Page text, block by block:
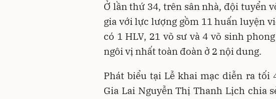
Ở lần thứ 34, trên sân nhà, đội tuyển
gia với lực lượng gồm 11 huấn luyện
có 1 HLV, 21 võ sư và 4 võ sinh
ngôi vị nhất toàn đoàn ở 2 nội dung.
Phát biểu tại Lễ khai mạc diễn ra tối
Gia Lai Nguyễn Thị Thanh Lịch chia